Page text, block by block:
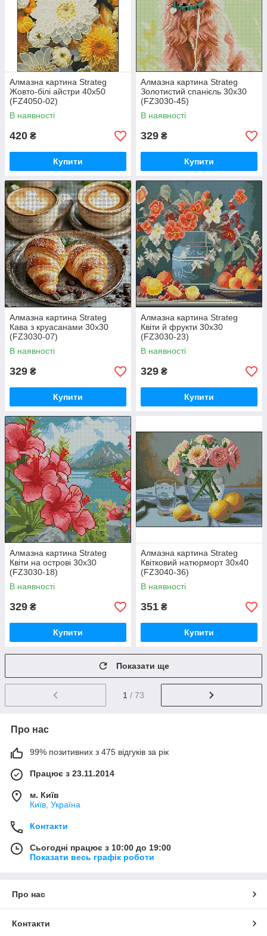
Алмазна картина Strateg
Жовто-білі айстри 40х50
(FZ4050-02)
В наявності
420 ₴
Купити
Алмазна картина Strateg
Золотистий спанієль 30х30
(FZ3030-45)
В наявності
329 ₴
Купити
Алмазна картина Strateg
Кава з круасанами 30х30
(FZ3030-07)
В наявності
329 ₴
Купити
Алмазна картина Strateg
Квіти й фрукти 30х30
(FZ3030-23)
В наявності
329 ₴
Купити
Алмазна картина Strateg
Квіти на острові 30х30
(FZ3030-18)
В наявності
329 ₴
Купити
Алмазна картина Strateg
Квітковий натюрморт 30х40
(FZ3040-36)
В наявності
351 ₴
Купити
Показати ще
1 / 73
Про нас
99% позитивних з 475 відгуків за рік
Працює з 23.11.2014
м. Київ
Київ, Україна
Контакти
Сьогодні працює з 10:00 до 19:00
Показати весь графік роботи
Про нас
Контакти